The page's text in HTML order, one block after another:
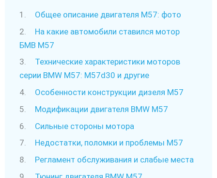
Общее описание двигателя М57: фото
На какие автомобили ставился мотор
БМВ М57
Технические характеристики моторов
серии BMW M57: M57d30 и другие
Особенности конструкции дизеля М57
Модификации двигателя BMW M57
Сильные стороны мотора
Недостатки, поломки и проблемы М57
Регламент обслуживания и слабые места